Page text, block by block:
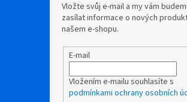
Vložte svůj e-mail a my vám
zasílat informace o nových
našem e-shopu.
E-mail
Vložením e-mailu souhlasíte s
podmínkami ochrany osobních